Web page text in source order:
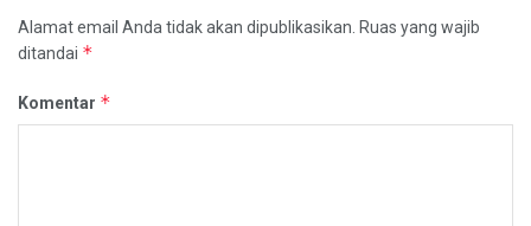
Alamat email Anda tidak akan dipublikasikan. Ruas yang wajib
ditandai *
Komentar *